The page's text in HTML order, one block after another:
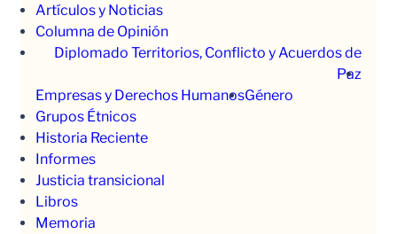
Artículos y Noticias
Columna de Opinión
Diplomado Territorios, Conflicto y Acuerdos de
Paz
Empresas y Derechos HumanosGénero
Grupos Étnicos
Historia Reciente
Informes
Justicia transicional
Libros
Memoria